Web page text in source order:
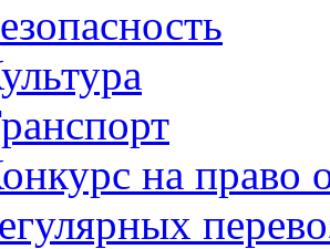
на право